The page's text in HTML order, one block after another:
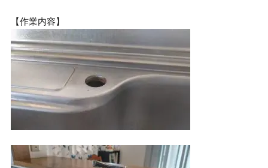
【作業内容】